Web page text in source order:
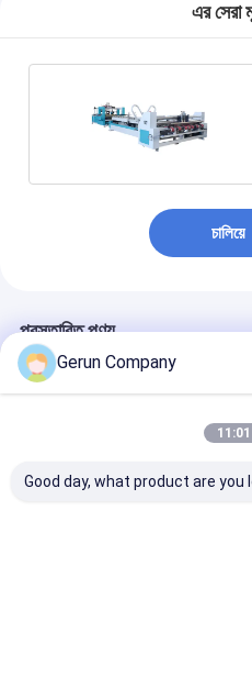
এর সেরা
চালিয়ে
প্রস্তাবিত পণ্য
Gerun Company
Good day, what product are you